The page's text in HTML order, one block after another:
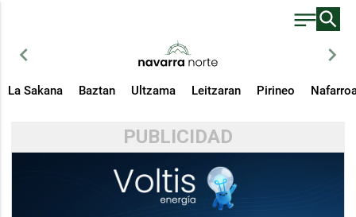
chevron_left chevron_right
La Sakana Baztan Ultzama Leitzaran Pirineo
PUBLICIDAD